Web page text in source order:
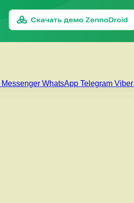
Messenger WhatsApp Telegram Viber